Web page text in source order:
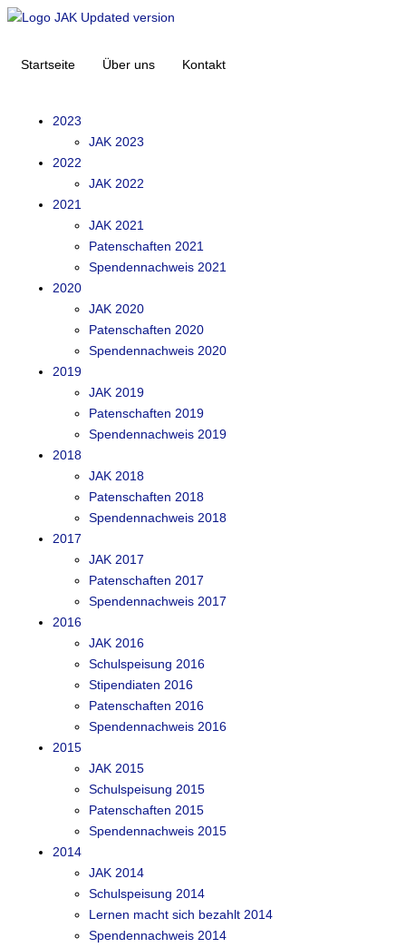
Startseite Über uns Kontakt
2023
JAK 2023
2022
JAK 2022
2021
JAK 2021
Patenschaften 2021
Spendennachweis 2021
2020
JAK 2020
Patenschaften 2020
Spendennachweis 2020
2019
JAK 2019
Patenschaften 2019
Spendennachweis 2019
2018
JAK 2018
Patenschaften 2018
Spendennachweis 2018
2017
JAK 2017
Patenschaften 2017
Spendennachweis 2017
2016
JAK 2016
Schulspeisung 2016
Stipendiaten 2016
Patenschaften 2016
Spendennachweis 2016
2015
JAK 2015
Schulspeisung 2015
Patenschaften 2015
Spendennachweis 2015
2014
JAK 2014
Schulspeisung 2014
Lernen macht sich bezahlt 2014
Spendennachweis 2014